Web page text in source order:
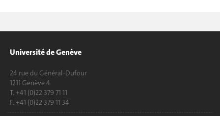
Université de Genève
24 rue du Général-Dufour
1211 Genève 4
T. +41 (0)22 379 71 11
F. +41 (0)22 379 11 34